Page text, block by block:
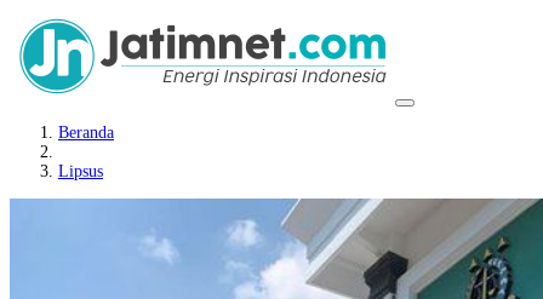
Beranda
Lipsus